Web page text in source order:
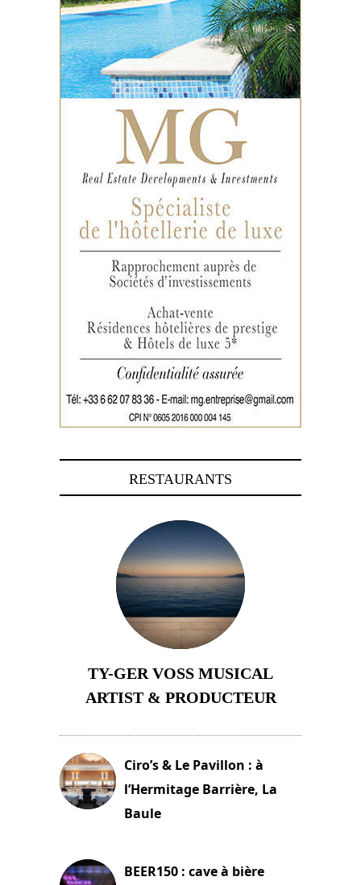
RESTAURANTS
TY-GER VOSS MUSICAL
ARTIST & PRODUCTEUR
Ciro’s & Le Pavillon : à
l’Hermitage Barrière, La
Baule
BEER150 : cave à bière